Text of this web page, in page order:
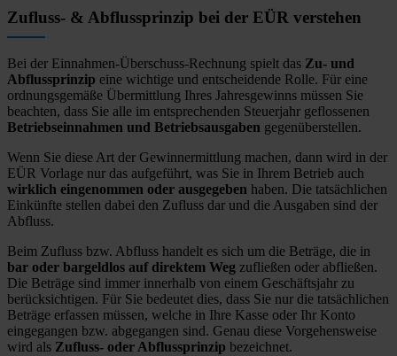
Zufluss- & Abflussprinzip bei der EÜR verstehen
Bei der Einnahmen-Überschuss-Rechnung spielt das Zu- und
Abflussprinzip eine wichtige und entscheidende Rolle. Für eine
ordnungsgemäße Übermittlung Ihres Jahresgewinns müssen Sie
beachten, dass Sie alle im entsprechenden Steuerjahr geflossenen
Betriebseinnahmen und Betriebsausgaben gegenüberstellen.
Wenn Sie diese Art der Gewinnermittlung machen, dann wird in der
EÜR Vorlage nur das aufgeführt, was Sie in Ihrem Betrieb auch
wirklich eingenommen oder ausgegeben haben. Die tatsächlichen
Einkünfte stellen dabei den Zufluss dar und die Ausgaben sind der
Abfluss.
Beim Zufluss bzw. Abfluss handelt es sich um die Beträge, die in
bar oder bargeldlos auf direktem Weg zufließen oder abfließen.
Die Beträge sind immer innerhalb von einem Geschäftsjahr zu
berücksichtigen. Für Sie bedeutet dies, dass Sie nur die tatsächlichen
Beträge erfassen müssen, welche in Ihre Kasse oder Ihr Konto
eingegangen bzw. abgegangen sind. Genau diese Vorgehensweise
wird als Zufluss- oder Abflussprinzip bezeichnet.